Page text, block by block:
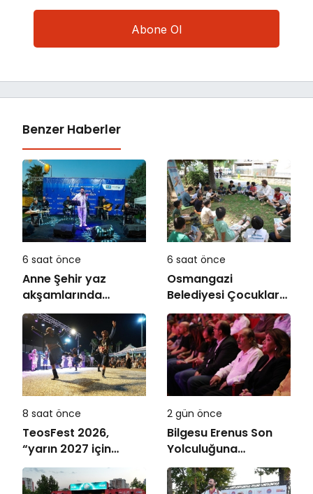
Benzer Haberler
6 saat önce
Anne Şehir yaz
akşamlarında
“Arabesk” rüzgârı
esti
6 saat önce
Osmangazi
Belediyesi Çocuklara
Okuma Kültürü
Kazandırıyor
8 saat önce
TeosFest 2026,
“yarın 2027 için
başlıyoruz” mesajıyla
sona erdi
2 gün önce
Bilgesu Erenus Son
Yolculuğuna
Uğurlandı